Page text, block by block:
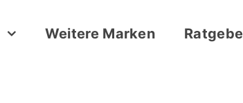
Weitere Marken